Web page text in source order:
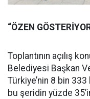
“ÖZEN
Toplantının açılış
Belediyesi Başkan
Türkiye’nin 8 bin
bu şeridin yüzde